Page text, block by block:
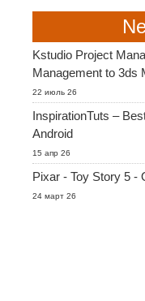
Kstudio Project
Management to 3ds
22 июль 26
InspirationTuts –
Android
15 апр 26
Pixar - Toy Story 5 -
24 март 26